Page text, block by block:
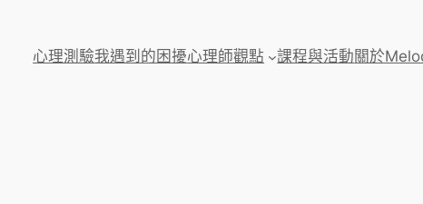
心理測驗我遇到的困擾心理師觀點 課程與活動關於